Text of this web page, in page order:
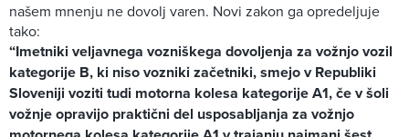
našem mnenju ne dovolj varen. Novi zakon ga opredeljuje
tako:
“Imetniki veljavnega vozniškega dovoljenja za vožnjo vozil
kategorije B, ki niso vozniki začetniki, smejo v Republiki
Sloveniji voziti tudi motorna kolesa kategorije A1, če v šoli
vožnje opravijo praktični del usposabljanja za vožnjo